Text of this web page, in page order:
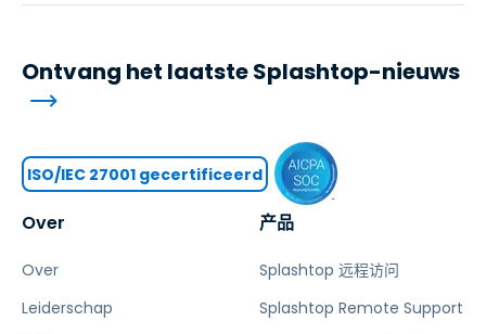
Over
Over
Leiderschap
产品
Splashtop 远程访问
Splashtop Remote Support
Ontvang het laatste Splashtop-nieuws
ISO/IEC 27001 gecertificeerd